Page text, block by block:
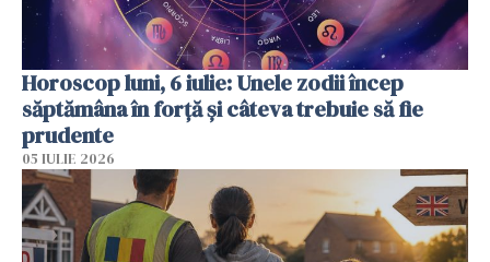
Horoscop luni, 6 iulie: Unele zodii încep
săptămâna în forță și câteva trebuie să fie
prudente
05 IULIE 2026